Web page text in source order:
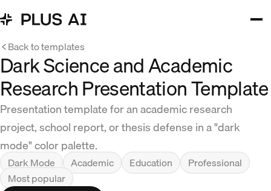
Back to templates
Dark Science and Academic
Research Presentation Template
Presentation template for an academic research
project, school report, or thesis defense in a "dark
mode" color palette.
Dark Mode Academic Education
Professional
Most popular